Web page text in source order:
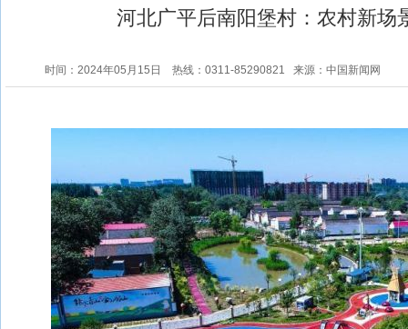
河北广平后南阳堡村：农村新场
时间：2024年05月15日 热线：0311-85290821 来源：中国新闻网